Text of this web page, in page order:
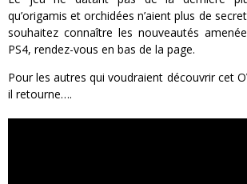
qu’origamis et orchidées n’aient plus de
souhaitez connaître les nouveautés
PS4, rendez-vous en bas de la page.
Pour les autres qui voudraient découvrir cet
il retourne….